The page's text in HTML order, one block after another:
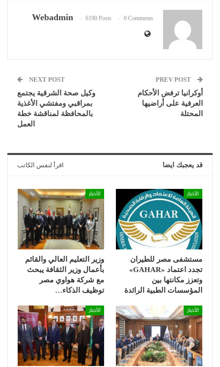
Webadmin 6190 Posts 0 Comments
أوكرانيا ترفض الأحكام
العرفية على أراضيها
المحتلة
NEXT POST
وكيل صحة الشرقية يجتمع
بمراقبي ومفتشي الأغذية
بالمحافظة لمناقشة خطة
العمل
قد يعجبك ايضا اقرأ لنفس الكاتب
الأخبار
مستشفى مصر للطيران
تجدد اعتماد «GAHAR»
وتعزز مكانتها بين
المؤسسات الطبية الرائدة
الأخبار
وزير التعليم العالي والقائم
بأعمال وزير الثقافة يبحث
مع شركة هواوي مصر
توظيف الذكاء…
الأخبار الأخبار